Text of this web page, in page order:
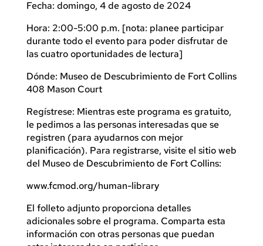
Fecha: domingo, 4 de agosto de 2024
Hora: 2:00-5:00 p.m. [nota: planee participar
durante todo el evento para poder disfrutar de
las cuatro oportunidades de lectura]
Dónde: Museo de Descubrimiento de Fort Collins
408 Mason Court
Regístrese: Mientras este programa es gratuito,
le pedimos a las personas interesadas que se
registren (para ayudarnos con mejor
planificación). Para registrarse, visite el sitio web
del Museo de Descubrimiento de Fort Collins:
www.fcmod.org/human-library
El folleto adjunto proporciona detalles
adicionales sobre el programa. Comparta esta
información con otras personas que puedan